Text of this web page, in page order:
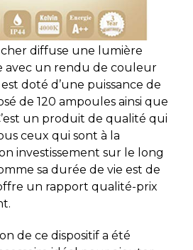
diffuse une lumière
avec un rendu de couleur
doté d’une puissance de
de 120 ampoules ainsi que
un produit de qualité qui
ceux qui sont à la
investissement sur le long
sa durée de vie est de
un rapport qualité-prix
de ce dispositif a été